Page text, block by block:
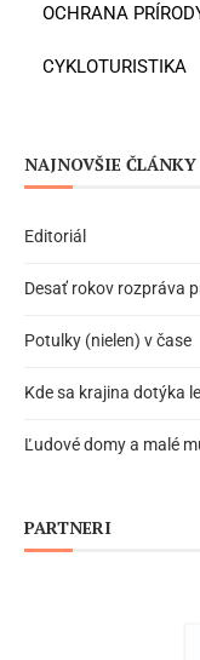
OCHRANA
CYKLOTURISTIKA
NAJNOVŠIE ČLÁNKY
Editoriál
Desať rokov rozpráva
Potulky (nielen) v čase
Kde sa krajina dotýka
Ľudové domy a malé
PARTNERI